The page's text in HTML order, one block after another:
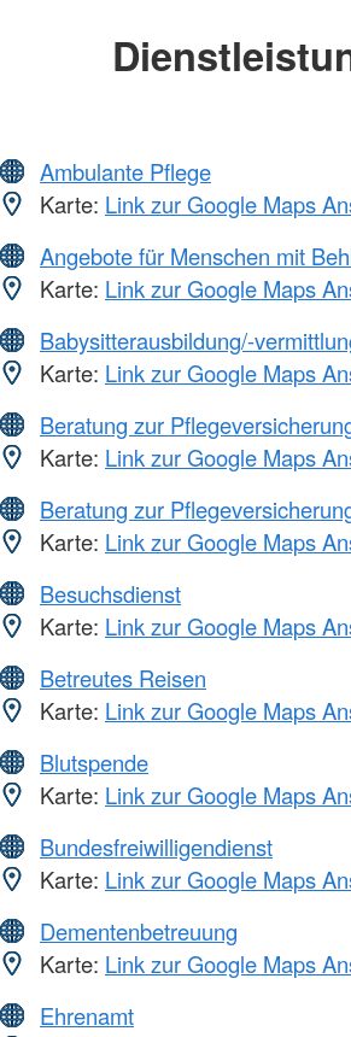
Ambulante Pflege
Karte: Link zur Google Maps
Angebote für Menschen mit
Karte: Link zur Google Maps
Babysitterausbildung/-
Karte: Link zur Google Maps
Beratung zur
Karte: Link zur Google Maps
Beratung zur
Karte: Link zur Google Maps
Besuchsdienst
Karte: Link zur Google Maps
Betreutes Reisen
Karte: Link zur Google Maps
Blutspende
Karte: Link zur Google Maps
Bundesfreiwilligendienst
Karte: Link zur Google Maps
Dementenbetreuung
Karte: Link zur Google Maps
Ehrenamt